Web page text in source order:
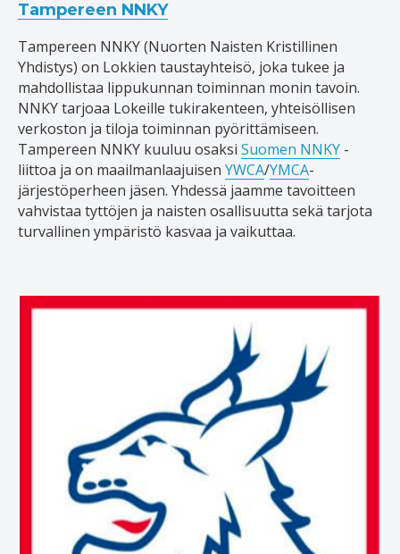
Tampereen NNKY
Tampereen NNKY (Nuorten Naisten Kristillinen
Yhdistys) on Lokkien taustayhteisö, joka tukee ja
mahdollistaa lippukunnan toiminnan monin tavoin.
NNKY tarjoaa Lokeille tukirakenteen, yhteisöllisen
verkoston ja tiloja toiminnan pyörittämiseen.
Tampereen NNKY kuuluu osaksi Suomen NNKY -
liittoa ja on maailmanlaajuisen YWCA/YMCA-
järjestöperheen jäsen. Yhdessä jaamme tavoitteen
vahvistaa tyttöjen ja naisten osallisuutta sekä tarjota
turvallinen ympäristö kasvaa ja vaikuttaa.